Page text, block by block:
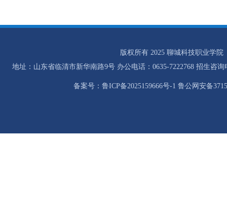
版权所有 2025 聊城科技职业学院
地址：山东省临清市新华南路9号 办公电话：0635-7222768 招生咨询
备案号：鲁ICP备2025159666号-1 鲁公网安备